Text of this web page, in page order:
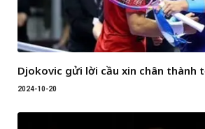
Djokovic gửi lời cầu xin chân thành
2024-10-20